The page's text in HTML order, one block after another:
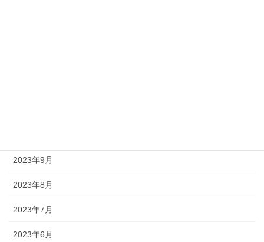
2023年9月
2023年8月
2023年7月
2023年6月